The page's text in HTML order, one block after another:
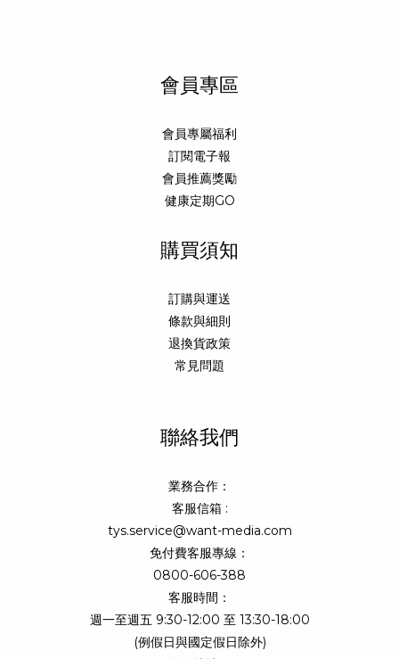
會員專區
會員專屬福利
訂閱電子報
會員推薦獎勵
健康定期GO
購買須知
訂購與運送
條款與細則
退換貨政策
常見問題
聯絡我們
業務合作：
客服信箱 :
tys.service@want-media.com
免付費客服專線：
0800-606-388
客服時間：
週一至週五 9:30-12:00 至 13:30-18:00
(例假日與國定假日除外)